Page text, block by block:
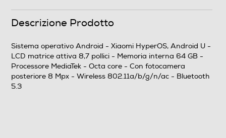
Protocollo Wi-fi
802.11a/b/g/n/ac
Bluetooth
Descrizione Prodotto
Sistema operativo Android - Xiaomi HyperOS, Android U -
LCD matrice attiva 8,7 pollici - Memoria interna 64 GB -
Processore MediaTek - Octa core - Con fotocamera
posteriore 8 Mpx - Wireless 802.11a/b/g/n/ac - Bluetooth
5.3